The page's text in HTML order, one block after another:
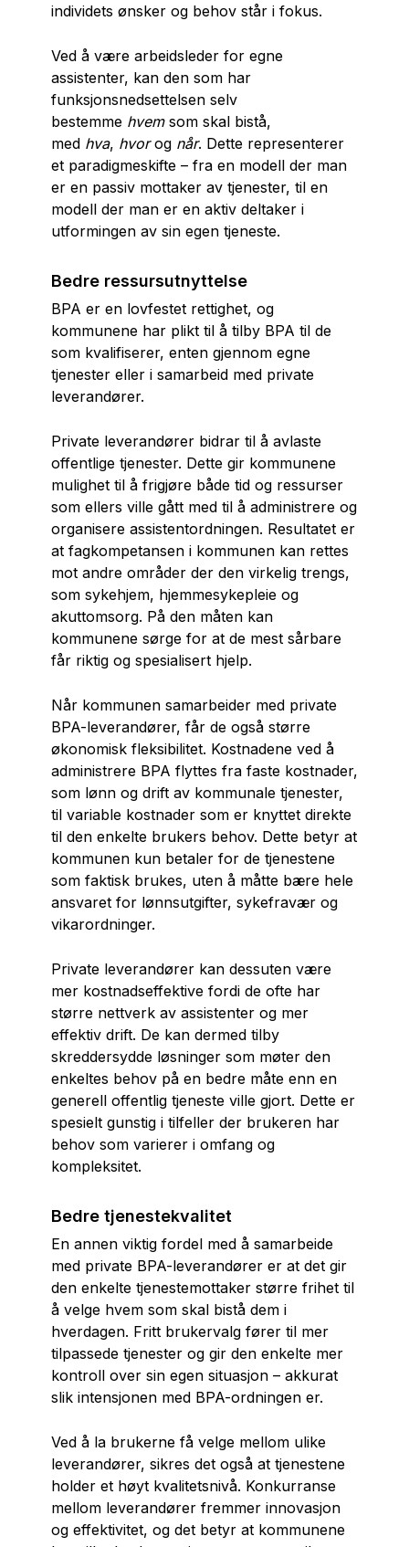
individets ønsker og behov står i fokus.
Ved å være arbeidsleder for egne
assistenter, kan den som har
funksjonsnedsettelsen selv
bestemme hvemsom skal bistå,
med hva, hvorog når. Dette representerer
et paradigmeskifte – fra en modell der man
er en passiv mottaker av tjenester, til en
modell der man er en aktiv deltaker i
utformingen av sin egen tjeneste.
Bedre ressursutnyttelse
BPA er en lovfestet rettighet, og
kommunene har plikt til å tilby BPA til de
som kvalifiserer, enten gjennom egne
tjenester eller i samarbeid med private
leverandører.
Private leverandører bidrar til å avlaste
offentlige tjenester. Dette gir kommunene
mulighet til å frigjøre både tid og ressurser
som ellers ville gått med til å administrere og
organisere assistentordningen. Resultatet er
at fagkompetansen i kommunen kan rettes
mot andre områder der den virkelig trengs,
som sykehjem, hjemmesykepleie og
akuttomsorg. På den måten kan
kommunene sørge for at de mest sårbare
får riktig og spesialisert hjelp.
Når kommunen samarbeider med private
BPA-leverandører, får de også større
økonomisk fleksibilitet. Kostnadene ved å
administrere BPA flyttes fra faste kostnader,
som lønn og drift av kommunale tjenester,
til variable kostnader som er knyttet direkte
til den enkelte brukers behov. Dette betyr at
kommunen kun betaler for de tjenestene
som faktisk brukes, uten å måtte bære hele
ansvaret for lønnsutgifter, sykefravær og
vikarordninger.
Private leverandører kan dessuten være
mer kostnadseffektive fordi de ofte har
større nettverk av assistenter og mer
effektiv drift. De kan dermed tilby
skreddersydde løsninger som møter den
enkeltes behov på en bedre måte enn en
generell offentlig tjeneste ville gjort. Dette er
spesielt gunstig i tilfeller der brukeren har
behov som varierer i omfang og
kompleksitet.
Bedre tjenestekvalitet
En annen viktig fordel med å samarbeide
med private BPA-leverandører er at det gir
den enkelte tjenestemottaker større frihet til
å velge hvem som skal bistå dem i
hverdagen. Fritt brukervalg fører til mer
tilpassede tjenester og gir den enkelte mer
kontroll over sin egen situasjon – akkurat
slik intensjonen med BPA-ordningen er.
Ved å la brukerne få velge mellom ulike
leverandører, sikres det også at tjenestene
holder et høyt kvalitetsnivå. Konkurranse
mellom leverandører fremmer innovasjon
og effektivitet, og det betyr at kommunene